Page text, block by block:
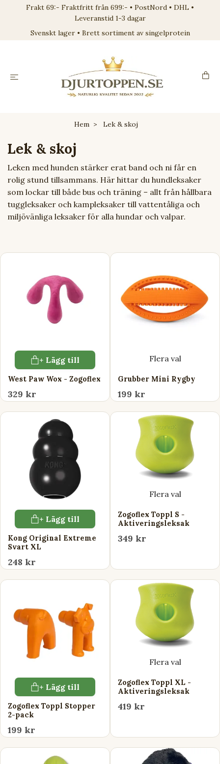
Frakt 69:- Fraktfritt från 699:- • PostNord • DHL •
Leveranstid 1-3 dagar
Svenskt lager • Brett sortiment av singelprotein
Hem Lek & skoj
Lek & skoj
Leken med hunden stärker erat band och ni får en
rolig stund tillsammans. Här hittar du hundleksaker
som lockar till både bus och träning – allt från hållbara
tuggleksaker och kampleksaker till vattentåliga och
miljövänliga leksaker för alla hundar och valpar.
+ Lägg till
West Paw Wox - Zogoflex
329 kr
Flera val
Grubber Mini Rygby
199 kr
+ Lägg till
Kong Original Extreme
Svart XL
248 kr
Flera val
Zogoflex Toppl S -
Aktiveringsleksak
349 kr
+ Lägg till
Zogoflex Toppl Stopper
2-pack
199 kr
Flera val
Zogoflex Toppl XL -
Aktiveringsleksak
419 kr